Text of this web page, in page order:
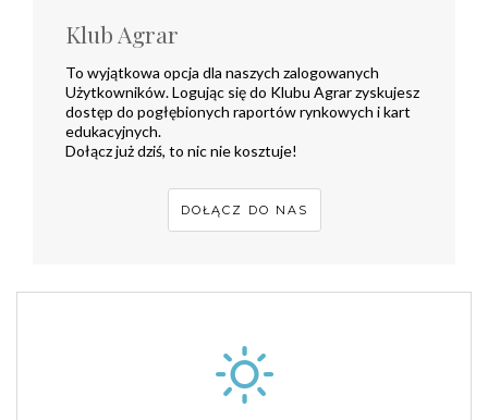
Klub Agrar
To wyjątkowa opcja dla naszych zalogowanych
Użytkowników. Logując się do Klubu Agrar zyskujesz
dostęp do pogłębionych raportów rynkowych i kart
edukacyjnych.
Dołącz już dziś, to nic nie kosztuje!
DOŁĄCZ DO NAS